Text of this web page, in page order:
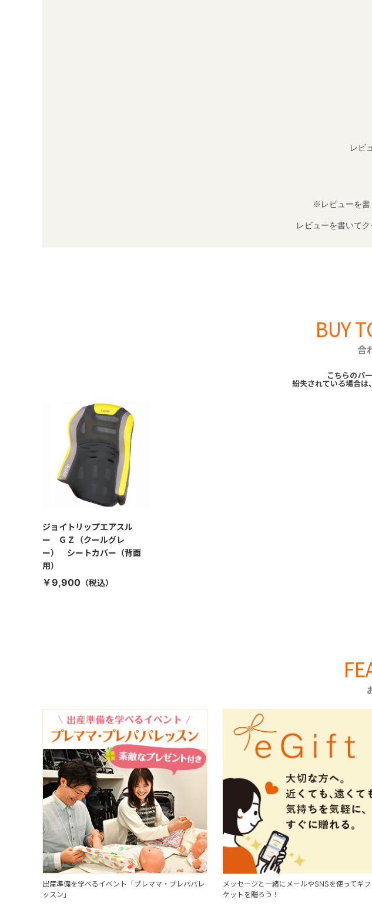
レビ
※レビューを書
レビューを書いて
BUY
合
こちらのパ
紛失されている場合は
ジョイトリップエアスル
ー ＧＺ（クールグレ
ー） シートカバー（背面
用）
￥9,900
出産準備を学べるイベント「プレママ・プレパパレ
ッスン」
メッセージと一緒にメールやSNSを使ってギ
ケットを贈ろう！